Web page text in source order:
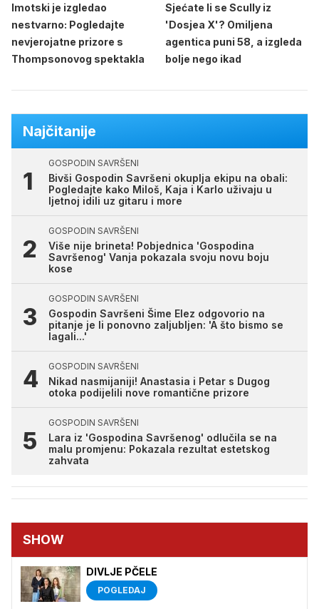
Imotski je izgledao
nestvarno: Pogledajte
nevjerojatne prizore s
Thompsonovog spektakla
Sjećate li se Scully iz
'Dosjea X'? Omiljena
agentica puni 58, a izgleda
bolje nego ikad
Najčitanije
GOSPODIN SAVRŠENI
Bivši Gospodin Savršeni okuplja ekipu na obali:
Pogledajte kako Miloš, Kaja i Karlo uživaju u
ljetnoj idili uz gitaru i more
GOSPODIN SAVRŠENI
Više nije brineta! Pobjednica 'Gospodina
Savršenog' Vanja pokazala svoju novu boju
kose
GOSPODIN SAVRŠENI
Gospodin Savršeni Šime Elez odgovorio na
pitanje je li ponovno zaljubljen: 'A što bismo se
lagali...'
GOSPODIN SAVRŠENI
Nikad nasmijaniji! Anastasia i Petar s Dugog
otoka podijelili nove romantične prizore
GOSPODIN SAVRŠENI
Lara iz 'Gospodina Savršenog' odlučila se na
malu promjenu: Pokazala rezultat estetskog
zahvata
SHOW
DIVLJE PČELE
POGLEDAJ